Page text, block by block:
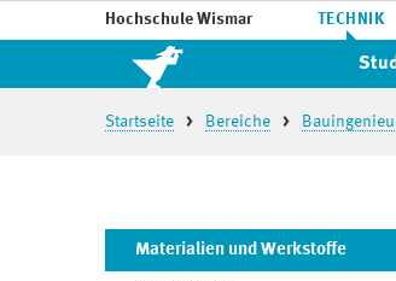
Hochschule Wismar TECHNIK
Startseite Bereiche
Materialien und Werkstoffe